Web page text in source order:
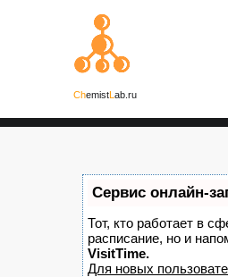
ChemistL ab.ru
Сервис онлайн-
Тот, кто работает в
расписание, но и
VisitTime.
Для новых